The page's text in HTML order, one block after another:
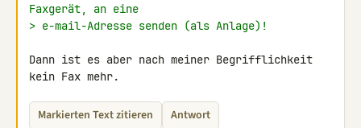
Faxgerät, an eine
> e-mail-Adresse senden (als Anlage)!
Dann ist es aber nach meiner Begrifflichkeit
kein Fax mehr.
Markierten Text zitieren Antwort